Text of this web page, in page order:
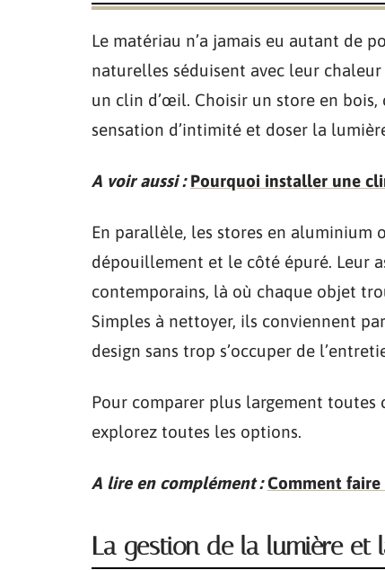
Le matériau n’a jamais eu autant de
naturelles séduisent avec leur
un clin d’œil. Choisir un store en bois,
sensation d’intimité et doser la
A voir aussi : Pourquoi installer une
En parallèle, les stores en aluminium
dépouillement et le côté épuré. Leur
contemporains, là où chaque objet
Simples à nettoyer, ils conviennent
design sans trop s’occuper de
Pour comparer plus largement toutes
explorez toutes les options.
A lire en complément : Comment
La gestion de la lumière et